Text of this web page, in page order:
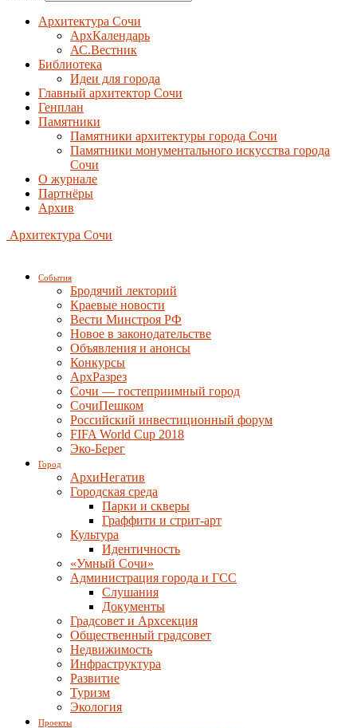
Архитектура Сочи
АрхКалендарь
АС.Вестник
Библиотека
Идеи для города
Главный архитектор Сочи
Генплан
Памятники
Памятники архитектуры города Сочи
Памятники монументального искусства города
Сочи
О журнале
Партнёры
Архив
Архитектура Сочи
События
Бродячий лекторий
Краевые новости
Вести Минстроя РФ
Новое в законодательстве
Объявления и анонсы
Конкурсы
АрхРазрез
Сочи — гостеприимный город
СочиПешком
Российский инвестиционный форум
FIFA World Cup 2018
Эко-Берег
Город
АрхиНегатив
Городская среда
Парки и скверы
Граффити и стрит-арт
Культура
Идентичность
«Умный Сочи»
Администрация города и ГСС
Слушания
Документы
Градсовет и Архсекция
Общественный градсовет
Недвижимость
Инфраструктура
Развитие
Туризм
Экология
Проекты